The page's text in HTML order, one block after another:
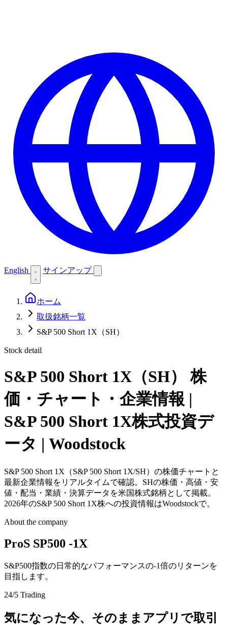
English サインアップ
ホーム
取扱銘柄一覧
S&P 500 Short 1X（SH）
Stock detail
S&P 500 Short 1X（SH）
株
価・チャート・企業情報 |
S&P 500 Short 1X株式投資デ
ータ | Woodstock
S&P 500 Short 1X（S&P 500 Short 1X/SH）の株価チャートと
最新企業情報をリアルタイムで確認。SHの株価・高値・安
値・配当・業績・決算データを米国株式銘柄として掲載。
2026年のS&P 500 Short 1X株への投資情報はWoodstockで。
About the company
ProS SP500 -1X
S&P500指数の日常的なパフォーマンスの-1倍のリターンを
目指します。
24/5 Trading
気になった今、そのままアプリで取引